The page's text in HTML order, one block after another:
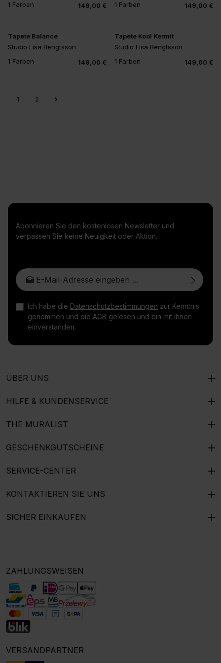
1 Farben
149,00 €
1 Farben
149,00 €
Tapete Balance
Studio Lisa Bengtsson
1 Farben
149,00 €
Tapete Kool Kermit
Studio Lisa Bengtsson
1 Farben
149,00 €
1 2
Abonnieren Sie den kostenlosen Newsletter und
verpassen Sie keine Neuigkeit oder Aktion.
E-Mail-Adresse*
Ich habe die Datenschutzbestimmungen zur Kenntnis
genommen und die AGB gelesen und bin mit ihnen
einverstanden.
ÜBER UNS
HILFE & KUNDENSERVICE
THE MURALIST
GESCHENKGUTSCHEINE
SERVICE-CENTER
KONTAKTIEREN SIE UNS
SICHER EINKAUFEN
ZAHLUNGSWEISEN
VERSANDPARTNER